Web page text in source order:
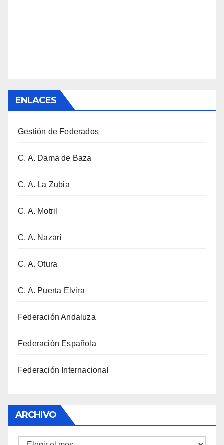
ENLACES
Gestión de Federados
C. A. Dama de Baza
C. A. La Zubia
C. A. Motril
C. A. Nazarí
C. A. Otura
C. A. Puerta Elvira
Federación Andaluza
Federación Española
Federación Internacional
ARCHIVO
Archivo